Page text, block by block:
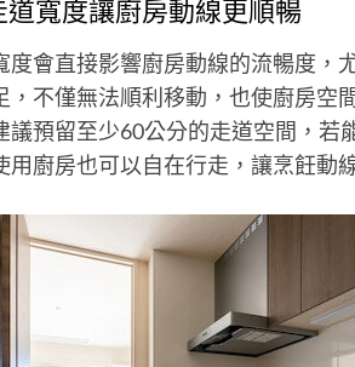
道寬度讓廚房動線更順暢
度會直接影響廚房動線的流暢度，
，不僅無法順利移動，也使廚房空
議預留至少60公分的走道空間，若
用廚房也可以自在行走，讓烹飪動